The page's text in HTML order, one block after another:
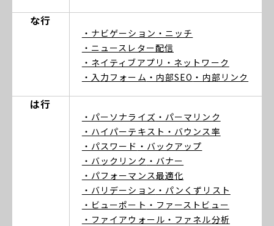
な行
・ナビゲーション ・ニッチ
・ニュースレター配信
・ネイティブアプリ ・ネットワーク
・入力フォーム ・内部SEO ・内部リンク
は行
・パーソナライズ ・パーマリンク
・ハイパーテキスト ・バウンス率
・パスワード ・バックアップ
・バックリンク ・バナー
・パフォーマンス最適化
・バリデーション ・パンくずリスト
・ビューポート ・ファーストビュー
・ファイアウォール ・ファネル分析